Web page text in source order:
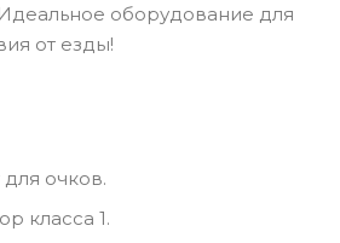
оборудование для
от езды!
очков.
класса 1.